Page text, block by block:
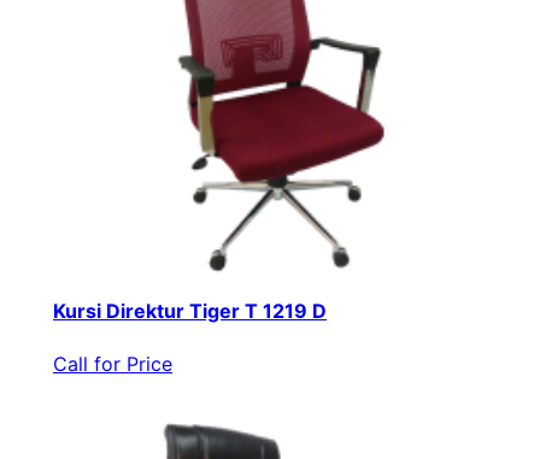
Kursi Direktur Tiger T 1219 D
Call for Price